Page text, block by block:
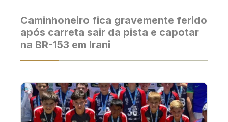
Caminhoneiro fica gravemente ferido
após carreta sair da pista e capotar
na BR-153 em Irani